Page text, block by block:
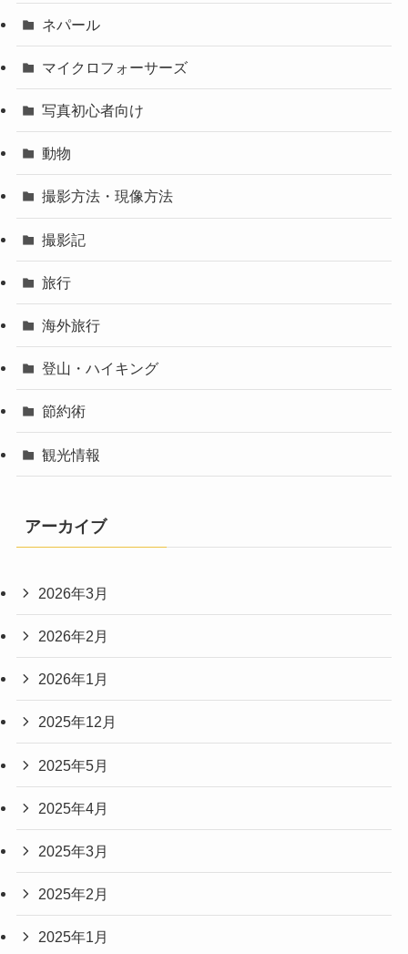
ネパール
マイクロフォーサーズ
写真初心者向け
動物
撮影方法・現像方法
撮影記
旅行
海外旅行
登山・ハイキング
節約術
観光情報
アーカイブ
2026年3月
2026年2月
2026年1月
2025年12月
2025年5月
2025年4月
2025年3月
2025年2月
2025年1月